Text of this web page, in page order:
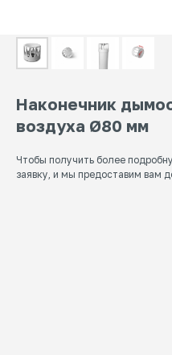
Наконечник
воздуха Ø80 мм
Чтобы получить более
заявку, и мы предоставим вам